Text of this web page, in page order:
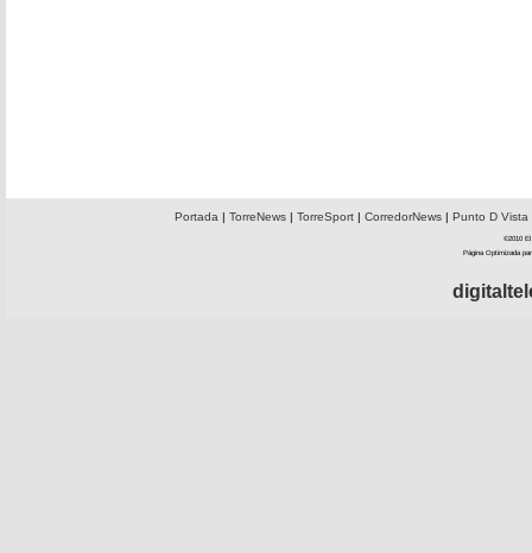
Portada | TorreNews| TorreSport| CorredorNews| Punto D Vista
©2010 El
Página Optimizada